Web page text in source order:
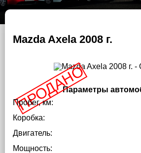
Mazda Axela 2008 г.
ПРОДАНО
Параметры
Пробег, км:
Коробка:
Двигатель:
Мощность: